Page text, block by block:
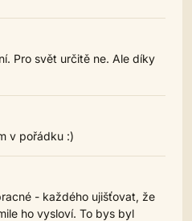
Pro svět určitě ne. Ale díky
v pořádku :)
- každého ujišťovat, že
ho vysloví. To bys byl